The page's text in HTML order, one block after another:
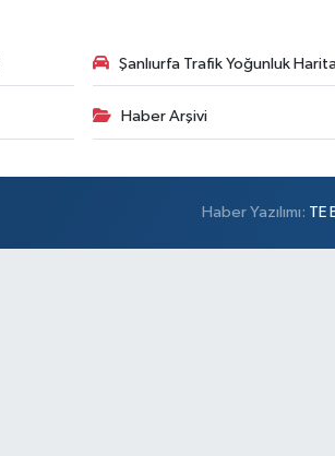
Şanlıurfa Trafik Yoğunluk
Haber Arşivi
Haber Yazılımı: TE